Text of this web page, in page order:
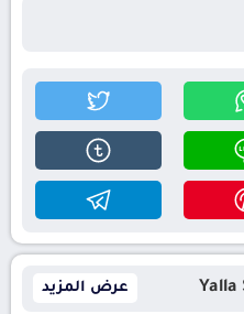
عرض المزيد